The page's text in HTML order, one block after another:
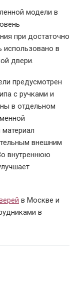
модели в
при достаточно
в
двери.
предусмотрен
с ручками и
в отдельном
внешним
внутреннюю
в Москве и
в